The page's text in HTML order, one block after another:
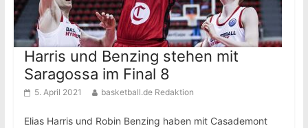
Harris und Benzing stehen mit
Saragossa im Final 8
5. April 2021 basketball.de Redaktion
Elias Harris und Robin Benzing haben mit Casademont